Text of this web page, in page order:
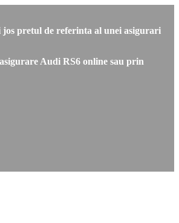
jos pretul de referinta al unei asigurari
Audi RS6 online sau prin